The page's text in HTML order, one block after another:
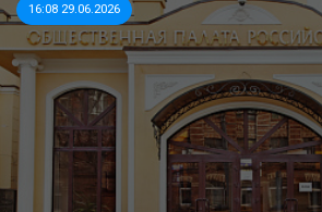
16:08 29.06.2026